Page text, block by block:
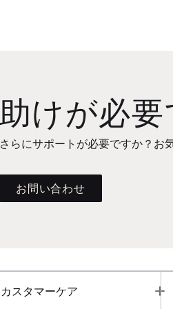
助けが必要
さらにサポートが必要ですか？お
お問い合わせ
カスタマーケア